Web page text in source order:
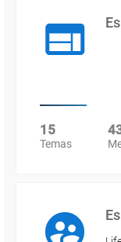
15
Temas